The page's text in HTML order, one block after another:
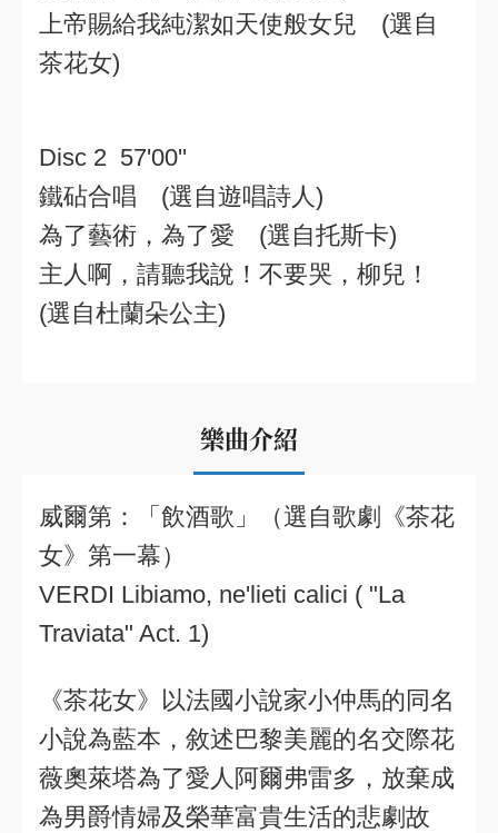
上帝賜給我純潔如天使般女兒 (選自
茶花女)
Disc 2 57'00''
鐵砧合唱 (選自遊唱詩人)
為了藝術，為了愛 (選自托斯卡)
主人啊，請聽我說！不要哭，柳兒！
(選自杜蘭朵公主)
樂曲介紹
威爾第：「飲酒歌」（選自歌劇《茶花
女》第一幕）
VERDI Libiamo, ne'lieti calici ( "La
Traviata" Act. 1)
《茶花女》以法國小說家小仲馬的同名
小說為藍本，敘述巴黎美麗的名交際花
薇奧萊塔為了愛人阿爾弗雷多，放棄成
為男爵情婦及榮華富貴生活的悲劇故